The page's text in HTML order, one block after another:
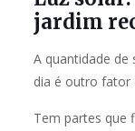
jardim
A quantidade
dia é outro fator
Tem partes que